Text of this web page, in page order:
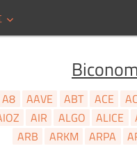
A8 AAVE ABT ACE
AIR ALGO ALICE
ARB
ARKM ARPA